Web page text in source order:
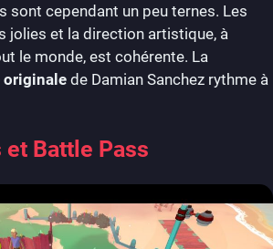
sont cependant un peu ternes. Les
jolies et la direction artistique, à
le monde, est cohérente. La
originalede Damian Sanchez rythme à
Battle Pass